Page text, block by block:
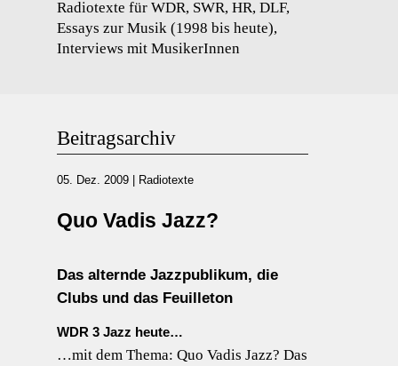
Radiotexte für WDR, SWR, HR, DLF,
Essays zur Musik (1998 bis heute),
Interviews mit MusikerInnen
Beitragsarchiv
05. Dez. 2009 Radiotexte
Quo Vadis Jazz?
Das alternde Jazzpublikum, die
Clubs und das Feuilleton
WDR 3 Jazz heute…
…mit dem Thema: Quo Vadis Jazz? Das